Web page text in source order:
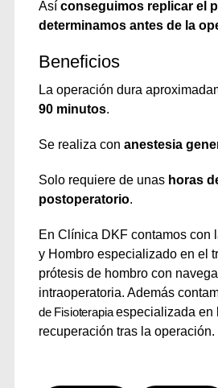
Así conseguimos replicar el
determinamos antes de la
Beneficios
La operación dura
90 minutos.
Se realiza con anestesia
Solo requiere de unas horas
postoperatorio.
En Clínica DKF contamos con
y Hombro especializado en el
prótesis de hombro con
intraoperatoria. Además
de Fisioterapiaespecializada en
recuperación tras la operación.